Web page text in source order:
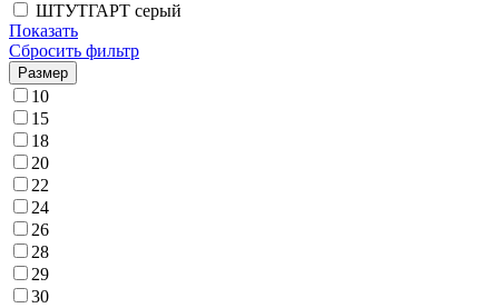
ШТУТГАРТ серый
Показать
Сбросить фильтр
Размер
10
15
18
20
22
24
26
28
29
30